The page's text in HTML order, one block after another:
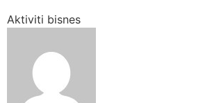
Aktiviti bisnes